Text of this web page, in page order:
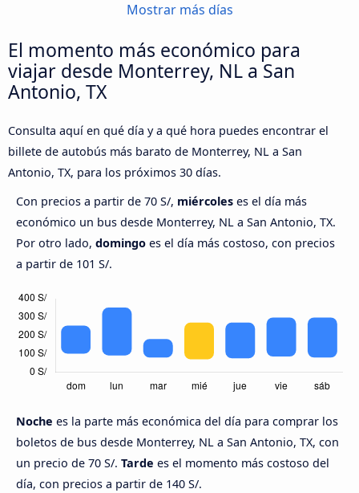
Mostrar más días
El momento más económico para
viajar desde Monterrey, NL a San
Antonio, TX
Consulta aquí en qué día y a qué hora puedes encontrar el
billete de autobús más barato de Monterrey, NL a San
Antonio, TX, para los próximos 30 días.
Con precios a partir de 70 S/, miércoles es el día más
económico un bus desde Monterrey, NL a San Antonio, TX.
Por otro lado, domingo es el día más costoso, con precios
a partir de 101 S/.
Noche es la parte más económica del día para comprar los
boletos de bus desde Monterrey, NL a San Antonio, TX, con
un precio de 70 S/. Tarde es el momento más costoso del
día, con precios a partir de 140 S/.